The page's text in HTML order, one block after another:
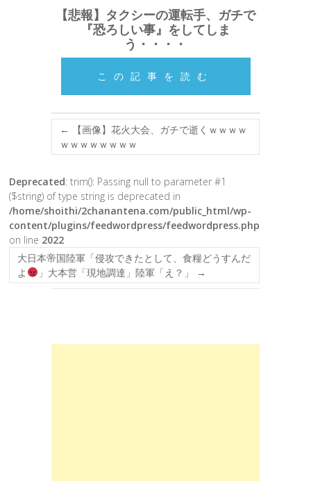
【悲報】タクシーの運転手、ガチで
『恐ろしい事』をしてしま
う・・・・
この記事を読む
←
【画像】花火大会、ガチで逝くｗｗｗｗ
ｗｗｗｗｗｗｗｗ
Deprecated: trim(): Passing null to parameter #1
($string) of type string is deprecated in
/home/shoithi/2chanantena.com/public_html/wp-
content/plugins/feedwordpress/feedwordpress.php
on line 2022
大日本帝国陸軍「侵攻できたとして、食糧どうすんだ
よ
」大本営「現地調達」陸軍「え？」 →